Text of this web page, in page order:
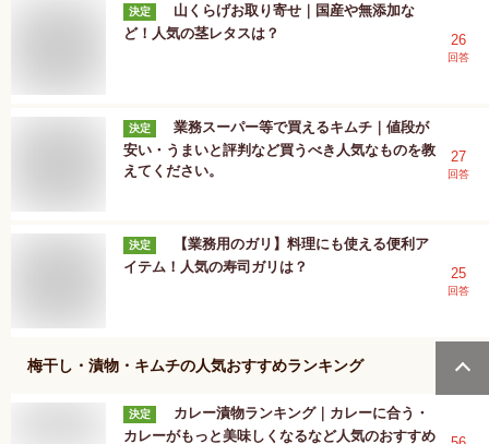
決定
山くらげお取り寄せ｜国産や無添加な
ど！人気の茎レタスは？
26
回答
決定
業務スーパー等で買えるキムチ｜値段が
安い・うまいと評判など買うべき人気なものを教
えてください。
27
回答
決定
【業務用のガリ】料理にも使える便利ア
イテム！人気の寿司ガリは？
25
回答
梅干し・漬物・キムチの人気おすすめランキング
決定
カレー漬物ランキング｜カレーに合う・
カレーがもっと美味しくなるなど人気のおすすめ